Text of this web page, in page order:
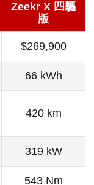
Zeekr X 四驅
版
$269,900
66 kWh
420 km
319 kW
543 Nm